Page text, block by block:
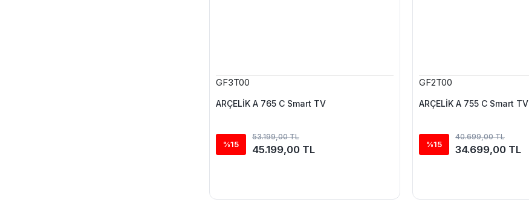
GF3T00
ARÇELİK A 765 C Smart TV
%15
53.199,00 TL
45.199,00 TL
GF2T00
ARÇELİK A 755 C Smart TV
%15
40.699,00 TL
34.699,00 TL